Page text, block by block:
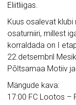
Eliitliigas.
Kuus osalevat
osaturniiri, millest
korraldada on I
22.detsembril
Põltsamaa Motiiv
Mängude kava:
17:00 FC Lootos –